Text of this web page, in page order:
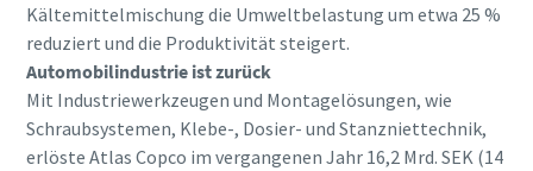
Kältemittelmischung die Umweltbelastung um etwa 25 %
reduziert und die Produktivität steigert.
Automobilindustrie ist zurück
Mit Industriewerkzeugen und Montagelösungen, wie
Schraubsystemen, Klebe-, Dosier- und Stanzniettechnik,
erlöste Atlas Copco im vergangenen Jahr 16,2 Mrd. SEK (14